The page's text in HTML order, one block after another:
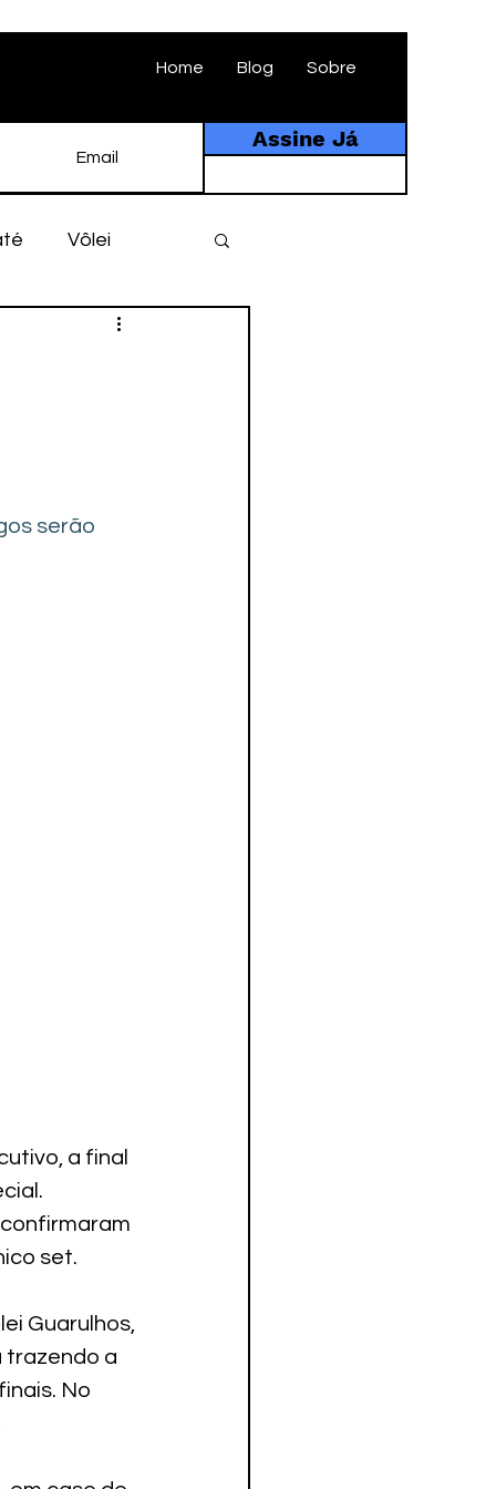
Home Blog Sobre
Assine Já
Vôlei
História
serão
a final
set.
Guarulhos,
trazendo a
No